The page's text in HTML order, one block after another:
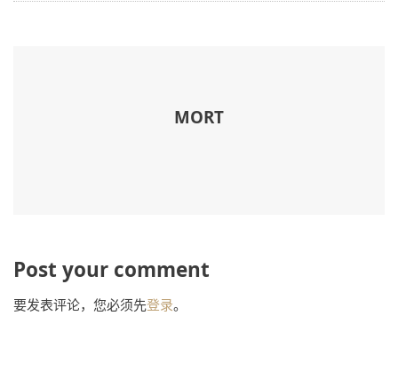
MORT
Post your comment
要发表评论，您必须先登录。